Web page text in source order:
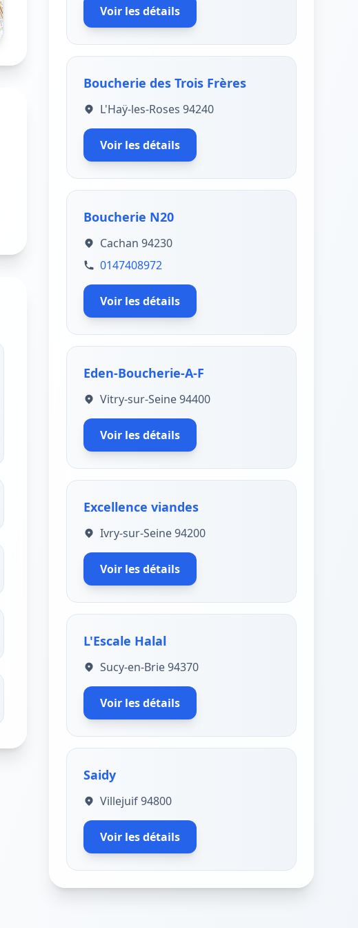
Voir les détails
Boucherie des Trois Frères
L'Haÿ-les-Roses 94240
Voir les détails
Boucherie N20
Cachan 94230
0147408972
Voir les détails
Eden-Boucherie-A-F
Vitry-sur-Seine 94400
Voir les détails
Excellence viandes
Ivry-sur-Seine 94200
Voir les détails
L'Escale Halal
Sucy-en-Brie 94370
Voir les détails
Saidy
Villejuif 94800
Voir les détails